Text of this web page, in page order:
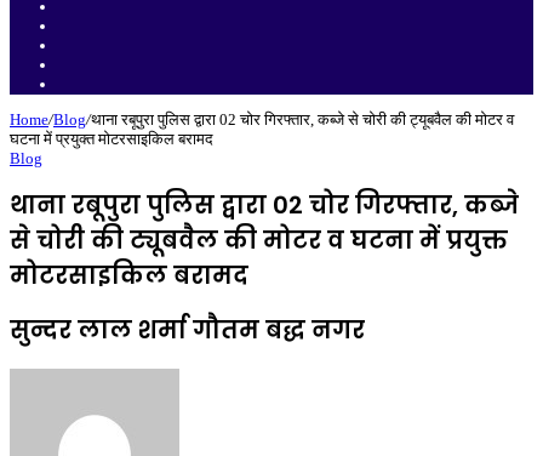
Home/Blog/थाना रबूपुरा पुलिस द्वारा 02 चोर गिरफ्तार, कब्जे से चोरी की ट्यूबवैल की मोटर व
घटना में प्रयुक्त मोटरसाइकिल बरामद
Blog
थाना रबूपुरा पुलिस द्वारा 02 चोर गिरफ्तार, कब्जे
से चोरी की ट्यूबवैल की मोटर व घटना में प्रयुक्त
मोटरसाइकिल बरामद
सुन्दर लाल शर्मा गौतम बद्ध नगर